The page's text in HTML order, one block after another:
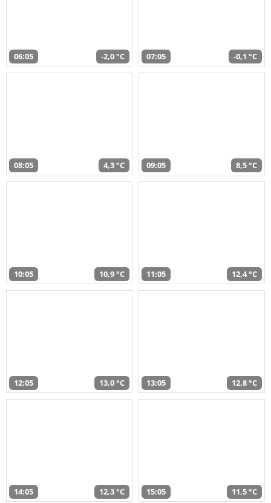
06:05 -2,0 °C 07:05 -0,1 °C
08:05 4,3 °C 09:05 8,5 °C
10:05 10,9 °C 11:05 12,4 °C
12:05 13,0 °C 13:05 12,8 °C
14:05 12,3 °C 15:05 11,5 °C